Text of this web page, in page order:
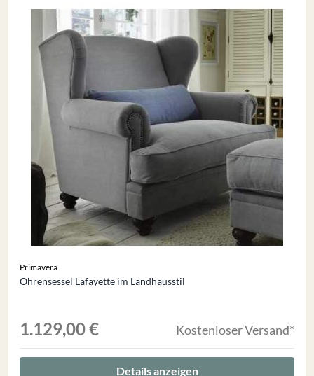
Primavera
Ohrensessel Lafayette im Landhausstil
1.129,00 € Kostenloser Versand*
Details anzeigen